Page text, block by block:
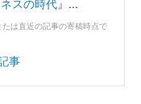
スの時代』...
は直近の記事の寄稿時点で
事